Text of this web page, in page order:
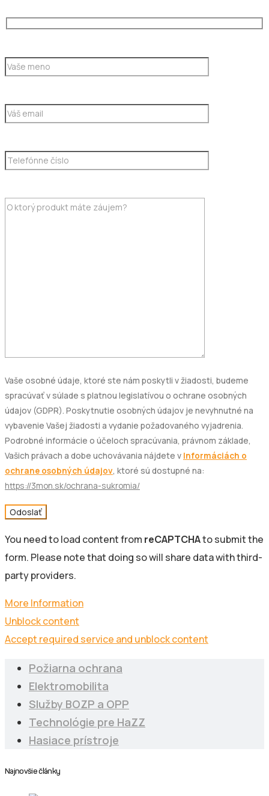
Vaše osobné údaje, ktoré ste nám poskytli v žiadosti, budeme
spracúvať v súlade s platnou legislatívou o ochrane osobných
údajov (GDPR). Poskytnutie osobných údajov je nevyhnutné na
vybavenie Vašej žiadosti a vydanie požadovaného vyjadrenia.
Podrobné informácie o účeloch spracúvania, právnom základe,
Vašich právach a dobe uchovávania nájdete v Informáciách o
ochrane osobných údajov, ktoré sú dostupné na:
https://3mon.sk/ochrana-sukromia/
Odoslať
You need to load content from reCAPTCHAto submit the
form. Please note that doing so will share data with third-
party providers.
More Information
Unblock content
Accept required service and unblock content
Požiarna ochrana
Elektromobilita
Služby BOZP a OPP
Technológie pre HaZZ
Hasiace prístroje
Najnovšie články